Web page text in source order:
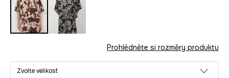
Prohlédněte si rozměry produktu
Zvolte velikost